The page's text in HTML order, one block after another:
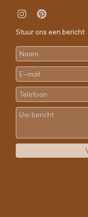
Stuur ons een bericht